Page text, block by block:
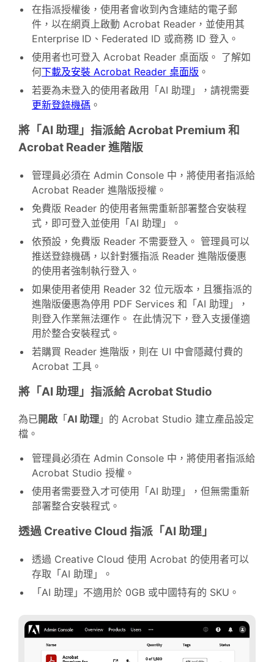
在指派授權後，使用者會收到內含連結的電子郵
件，以在網頁上啟動 Acrobat Reader，並使用其
Enterprise ID、Federated ID 或商務 ID 登入。
使用者也可登入 Acrobat Reader 桌面版。 了解如
何下載及安裝 Acrobat Reader 桌面版 。
若要為未登入的使用者啟用「AI 助理」，請視需要
更新登錄機碼 。
將「AI 助理」指派給 Acrobat Premium 和
Acrobat Reader 進階版
管理員必須在 Admin Console 中，將使用者指派給
Acrobat Reader 進階版授權。
免費版 Reader 的使用者無需重新部署整合安裝程
式，即可登入並使用「AI 助理」。
依預設，免費版 Reader 不需要登入。 管理員可以
推送登錄機碼，以針對獲指派 Reader 進階版優惠
的使用者強制執行登入。
如果使用者使用 Reader 32 位元版本，且獲指派的
進階版優惠為停用 PDF Services 和「AI 助理」，
則登入作業無法運作。 在此情況下，登入支援僅適
用於整合安裝程式。
若購買 Reader 進階版，則在 UI 中會隱藏付費的
Acrobat 工具。
將「AI 助理」指派給 Acrobat Studio
為已開啟 「 AI 助理 」的 Acrobat Studio 建立產品設定
檔。
管理員必須在 Admin Console 中，將使用者指派給
Acrobat Studio 授權。
使用者需要登入才可使用「AI 助理」，但無需重新
部署整合安裝程式。
透過 Creative Cloud 指派「AI 助理」
透過 Creative Cloud 使用 Acrobat 的使用者可以
存取「AI 助理」。
「AI 助理」不適用於 0GB 或中國特有的 SKU。